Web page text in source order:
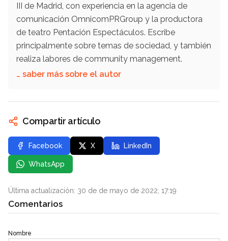
III de Madrid, con experiencia en la agencia de
comunicación OmnicomPRGroup y la productora
de teatro Pentación Espectáculos. Escribe
principalmente sobre temas de sociedad, y también
realiza labores de community management.
… saber más sobre el autor
Compartir artículo
Facebook X LinkedIn
WhatsApp
Última actualización: 30 de de mayo de 2022, 17:19
Comentarios
Nombre